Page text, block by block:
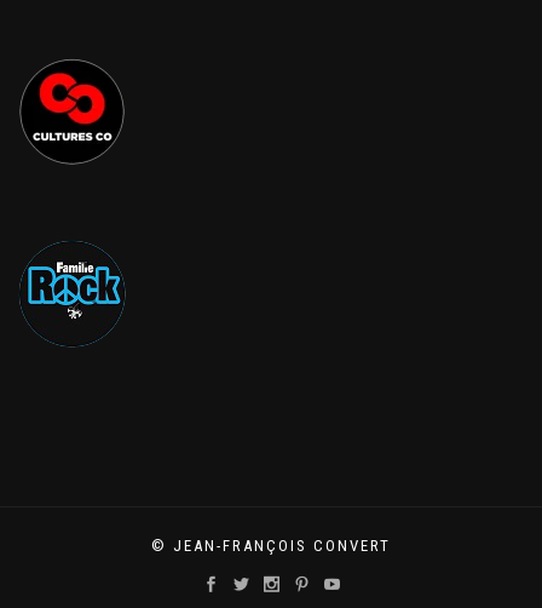
© JEAN-FRANÇOIS CONVERT